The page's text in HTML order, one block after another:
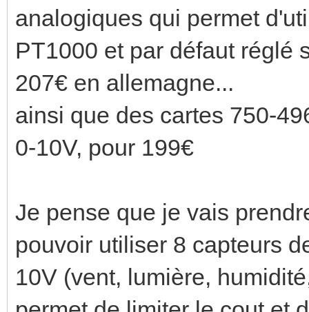
analogiques qui permet
PT1000 et par défaut réglé
207€ en allemagne...
ainsi que des cartes 750-
0-10V, pour 199€
Je pense que je vais
pouvoir utiliser 8 capteurs
10V (vent, lumière,